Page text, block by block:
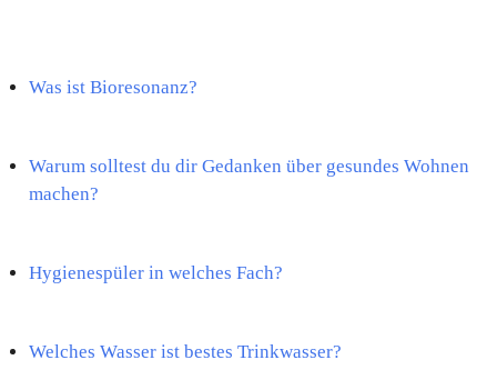
Was ist Bioresonanz?
Warum solltest du dir Gedanken über gesundes Wohnen
machen?
Hygienespüler in welches Fach?
Welches Wasser ist bestes Trinkwasser?